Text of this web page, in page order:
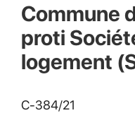
Commune
proti
logement
C-384/21